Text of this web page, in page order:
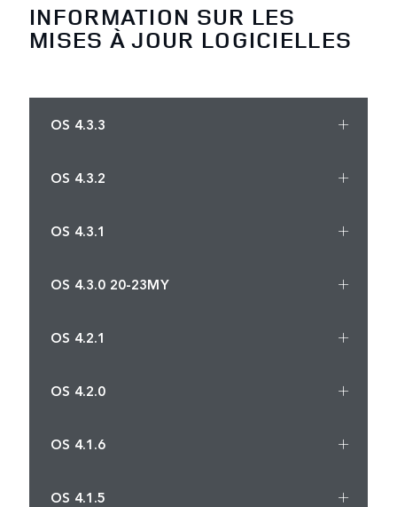
INFORMATION SUR LES
MISES À JOUR LOGICIELLES
OS 4.3.3
OS 4.3.2
OS 4.3.1
OS 4.3.0 20-23MY
OS 4.2.1
OS 4.2.0
OS 4.1.6
OS 4.1.5